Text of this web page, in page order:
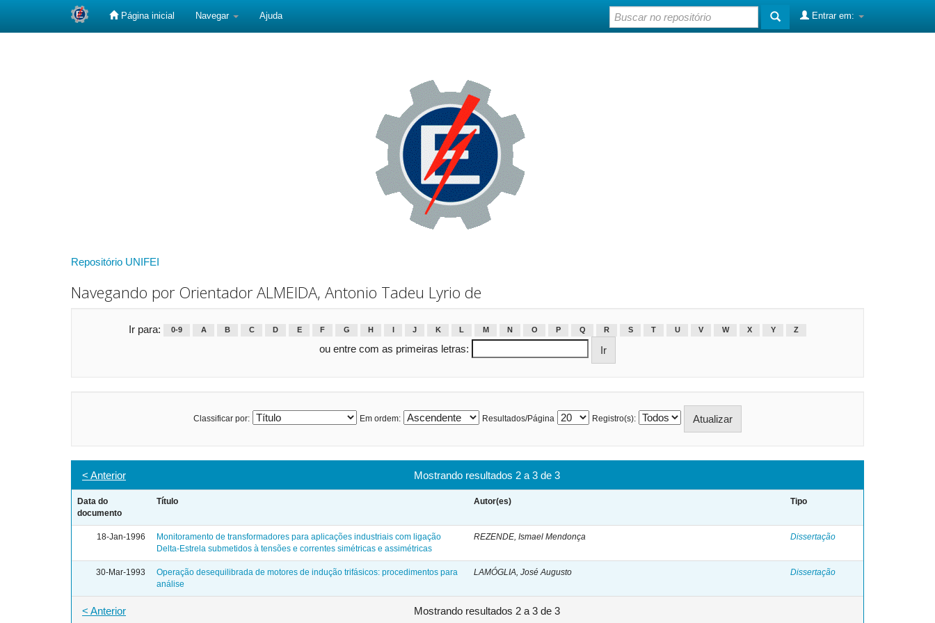
Página inicial Navegar Ajuda Entrar em:
Repositório UNIFEI
Navegando por Orientador ALMEIDA, Antonio Tadeu Lyrio de
Ir para: 0-9 A B C D E F G H J K L M N O P Q R S T U V W X Y Z
ou entre com as primeiras letras:
Classificar por: Em ordem: Resultados/Página Registro(s):
Mostrando resultados 2 a 3 de 3
< Anterior
Data do
documento
Título Autor(es) Tipo
18-Jan-1996
Monitoramento de transformadores para aplicações industriais com ligação
Delta-Estrela submetidos à tensões e correntes simétricas e assimétricas
REZENDE, Ismael Mendonça Dissertação
30-Mar-1993
Operação desequilibrada de motores de indução trifásicos: procedimentos para
análise
LAMÓGLIA, José Augusto Dissertação
Mostrando resultados 2 a 3 de 3
< Anterior